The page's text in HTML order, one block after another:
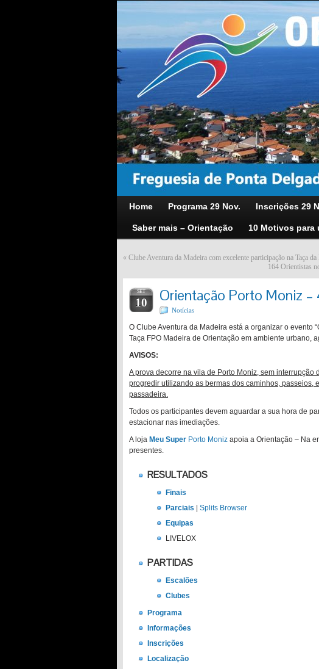
Home Programa 29 Nov. Inscrições 29
Saber mais – Orientação 10 Motivos para
« Clube Aventura da Madeira com excelente participação na Taça
164 Orientistas
SET
10 Orientação Porto Moniz
Notícias
O Clube Aventura da Madeira está a organizar o evento
Taça FPO Madeira de Orientação em ambiente urbano,
AVISOS:
A prova decorre na vila de Porto Moniz, sem
progredir utilizando as bermas dos caminhos, passeios,
passadeira.
Todos os participantes devem aguardar a sua hora de
estacionar nas imediações.
A loja Meu Super Porto Moniz apoia a Orientação – Na
presentes.
RESULTADOS
Finais
Parciais
Splits Browser
Equipas
LIVELOX
PARTIDAS
Escalões
Clubes
Programa
Informações
Inscrições
Localização